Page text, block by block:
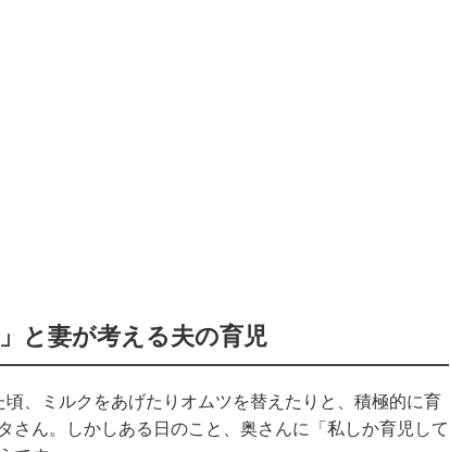
と妻が考える夫の育児
、ミルクをあげたりオムツを替えたりと、積極的に育
さん。しかしある日のこと、奥さんに「私しか育児して